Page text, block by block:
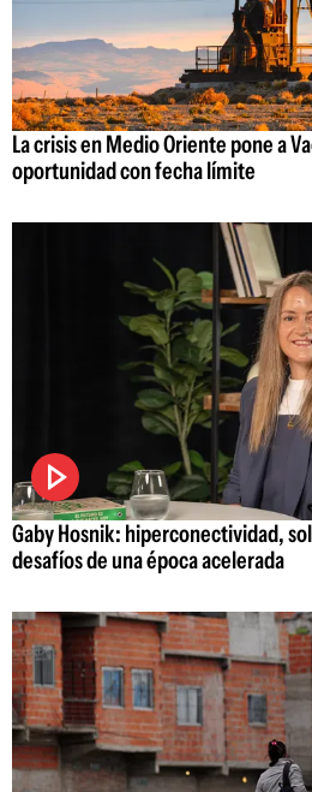
La crisis en Medio Oriente pone a
oportunidad con fecha límite
Gaby Hosnik: hiperconectividad,
desafíos de una época acelerada